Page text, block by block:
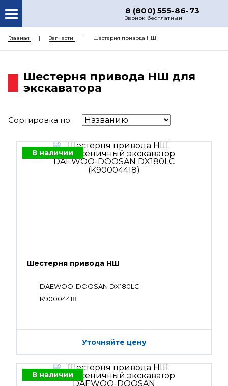
8 (800) 555-86-73
Звонок бесплатный
О НАС
РЕМОНТ
ДОСТАВКА
ЦЕНЫ
Главная Запчасти Шестерня привода НШ
Шестерня привода НШ для
экскаватора
Сортировка по:
В наличии
Шестерня привода НШ
DAEWOO-DOOSAN DX180LC
K90004418
Уточняйте цену
В наличии